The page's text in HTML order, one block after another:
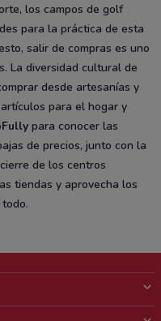
los campos de golf
para la práctica de esta
salir de compras es uno
La diversidad cultural de
desde artesanías y
para el hogar y
para conocer las
de precios, junto con la
de los centros
tiendas y aprovecha los